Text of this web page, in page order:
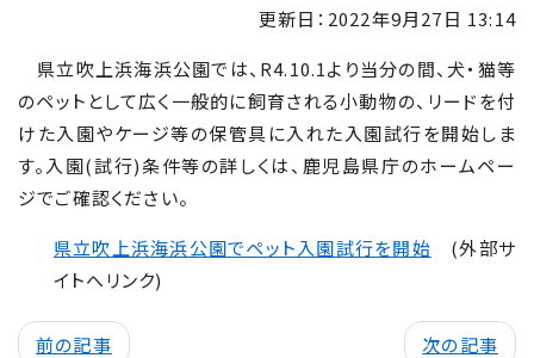
更新日： 2022年9月27日 13:14
県立吹上浜海浜公園では、 R4.10.1より当分の間、犬・猫等
のペットとして広く一般的に飼育される小動物の、リードを付
けた入園やケージ等の保管具に入れた入園試行を開始しま
す。入園(試行)条件等の詳しくは、鹿児島県庁のホームペー
ジでご確認ください。
県立吹上浜海浜公園でペット入園試行を開始 (外部サ
イトへリンク)
前の記事 次の記事